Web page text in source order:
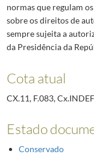
normas que regulam
sobre os direitos de
sempre sujeita a
da Presidência da
Cota atual
CX.11, F.083,
Estado
Conservado